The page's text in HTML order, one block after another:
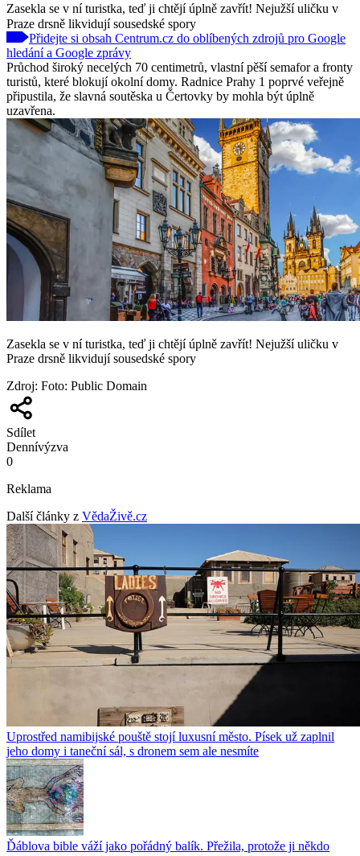
Zasekla se v ní turistka, teď ji chtějí úplně zavřít! Nejužší uličku v
Praze drsně likvidují sousedské spory
Přidejte si obsah Centrum.cz do oblíbených zdrojů pro Google
hledání a Google zprávy
Průchod široký necelých 70 centimetrů, vlastní pěší semafor a fronty
turistů, které blokují okolní domy. Radnice Prahy 1 poprvé veřejně
připustila, že slavná soutěska u Čertovky by mohla být úplně
uzavřena.
Zasekla se v ní turistka, teď ji chtějí úplně zavřít! Nejužší uličku v
Praze drsně likvidují sousedské spory
Zdroj: Foto: Public Domain
Sdílet
Dennívýzva
0
Reklama
Další články z VědaŽivě.cz
Uprostřed namibijské pouště stojí luxusní město. Písek už zaplnil
jeho domy i taneční sál, s dronem sem ale nesmíte
Ďáblova bible váží jako pořádný balík. Přežila, protože ji někdo